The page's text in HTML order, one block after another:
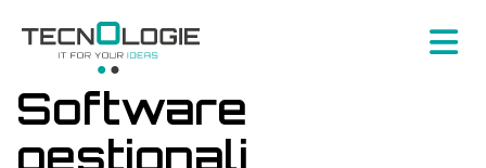
Software
gestionali